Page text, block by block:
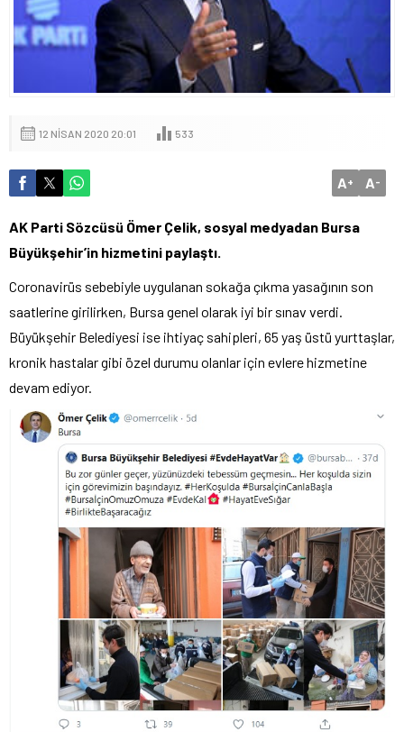
12 NISAN 2020 20:01 533
A+ A-
AK Parti Sözcüsü Ömer Çelik, sosyal medyadan Bursa
Büyükşehir’in hizmetini paylaştı.
Coronavirüs sebebiyle uygulanan sokağa çıkma yasağının son
saatlerine girilirken, Bursa genel olarak iyi bir sınav verdi.
Büyükşehir Belediyesi ise ihtiyaç sahipleri, 65 yaş üstü yurttaşlar,
kronik hastalar gibi özel durumu olanlar için evlere hizmetine
devam ediyor.